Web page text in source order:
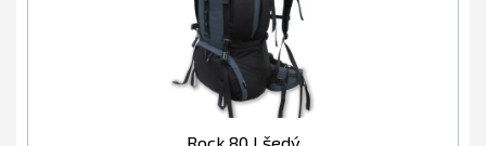
Rock 80 l šedý